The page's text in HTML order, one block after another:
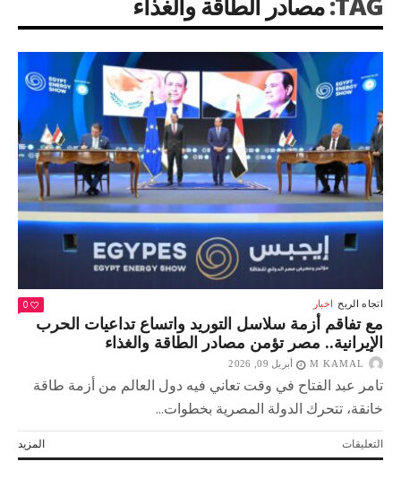
اتجاه الريح اخبار 0
مع تفاقم أزمة سلاسل التوريد واتساع تداعيات الحرب
الإيرانية.. مصر تؤمن مصادر الطاقة والغذاء
M KAMAL أبريل 09, 2026
تامر عبد الفتاح في وقت تعاني فيه دول العالم من أزمة طاقة
خانقة، تتحرك الدولة المصرية بخطوات...
المزيد التعليقاتعلى
مع